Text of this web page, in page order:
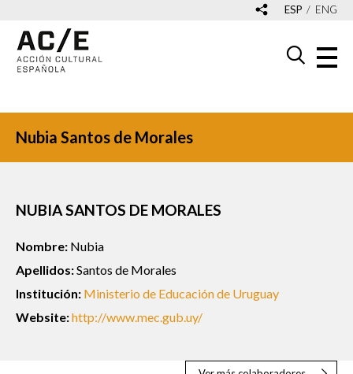
ESP ENG
Nubia Santos de Morales
NUBIA SANTOS DE MORALES
Nombre: Nubia
Apellidos:Santos de Morales
Institución: Ministerio de Educación de Uruguay
Website:http://www.mec.gub.uy/